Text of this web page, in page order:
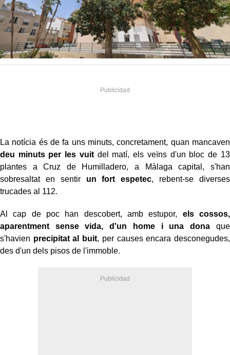
La notícia és de fa uns minuts, concretament, quan mancaven
deu minuts per les vuitdel matí, els veïns d'un bloc de 13
plantes a Cruz de Humilladero, a Màlaga capital, s'han
sobresaltat en sentir un fort espetec, rebent-se diverses
trucades al 112.
Al cap de poc han descobert, amb estupor, els cossos,
aparentment sense vida, d'un home i una dona que
s'havien precipitat al buit, per causes encara desconegudes,
des d'un dels pisos de l'immoble.